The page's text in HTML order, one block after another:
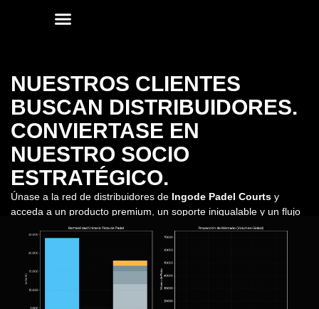
NUESTROS CLIENTES
BUSCAN DISTRIBUIDORES.
CONVIERTASE EN
NUESTRO SOCIO
ESTRATÉGICO.
Únase a la red de distribuidores de Ingode Padel Courts y
acceda a un producto premium, un soporte inigualable y un flujo
constante de clientes potenciales cualificados en su territorio.